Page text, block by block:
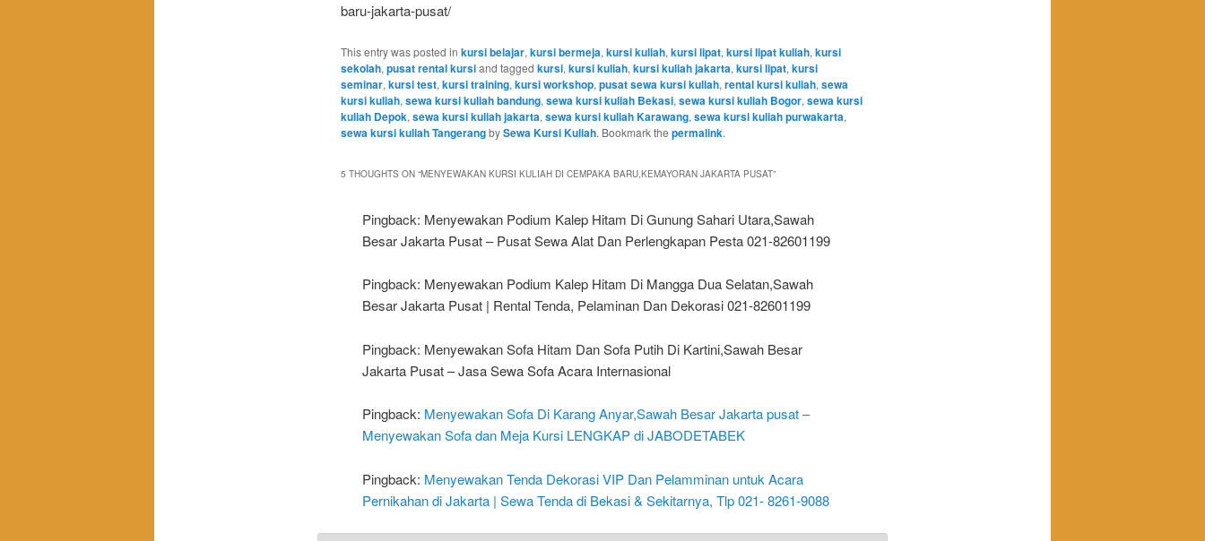
baru-jakarta-pusat/
This entry was posted in kursi belajar, kursi bermeja, kursi kuliah, kursi lipat, kursi lipat kuliah, kursi
sekolah, pusat rental kursiand tagged kursi, kursi kuliah, kursi kuliah jakarta, kursi lipat, kursi
seminar, kursi test, kursi training, kursi workshop, pusat sewa kursi kuliah, rental kursi kuliah, sewa
kursi kuliah, sewa kursi kuliah bandung, sewa kursi kuliah Bekasi, sewa kursi kuliah Bogor, sewa kursi
kuliah Depok, sewa kursi kuliah jakarta, sewa kursi kuliah Karawang, sewa kursi kuliah purwakarta,
sewa kursi kuliah TangerangbySewa Kursi Kuliah. Bookmark the permalink.
5 THOUGHTS ON “MENYEWAKAN KURSI KULIAH DI CEMPAKA BARU,KEMAYORAN JAKARTA PUSAT”
Pingback: Menyewakan Podium Kalep Hitam Di Gunung Sahari Utara,Sawah
Besar Jakarta Pusat – Pusat Sewa Alat Dan Perlengkapan Pesta 021-82601199
Pingback: Menyewakan Podium Kalep Hitam Di Mangga Dua Selatan,Sawah
Besar Jakarta Pusat | Rental Tenda, Pelaminan Dan Dekorasi 021-82601199
Pingback: Menyewakan Sofa Hitam Dan Sofa Putih Di Kartini,Sawah Besar
Jakarta Pusat – Jasa Sewa Sofa Acara Internasional
Pingback: Menyewakan Sofa Di Karang Anyar,Sawah Besar Jakarta pusat –
Menyewakan Sofa dan Meja Kursi LENGKAP di JABODETABEK
Pingback: Menyewakan Tenda Dekorasi VIP Dan Pelamminan untuk Acara
Pernikahan di Jakarta | Sewa Tenda di Bekasi & Sekitarnya, Tlp 021- 8261-9088